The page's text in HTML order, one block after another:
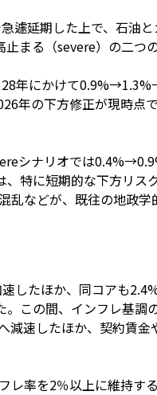
遽延期した上で、石油
まる（severe）の二つ
年にかけて
年の下方修正が現時点
シナリオでは
特に短期的な下方リス
などが、既往の地政学
したほか、同コアも
この間、インフレ基調
速したほか、契約賃
率を2％以上に維持す